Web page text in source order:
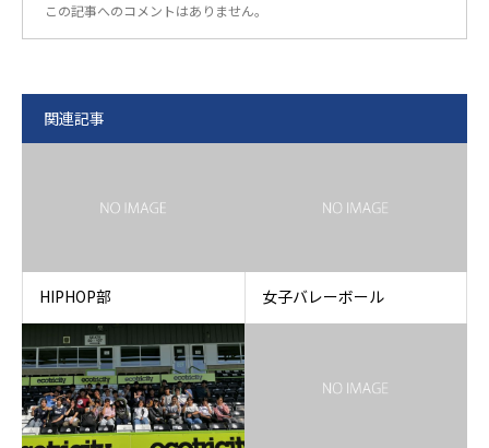
この記事へのコメントはありません。
関連記事
HIPHOP部 女子バレーボール